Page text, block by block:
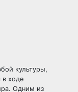
культуры,
в ходе
Одним из